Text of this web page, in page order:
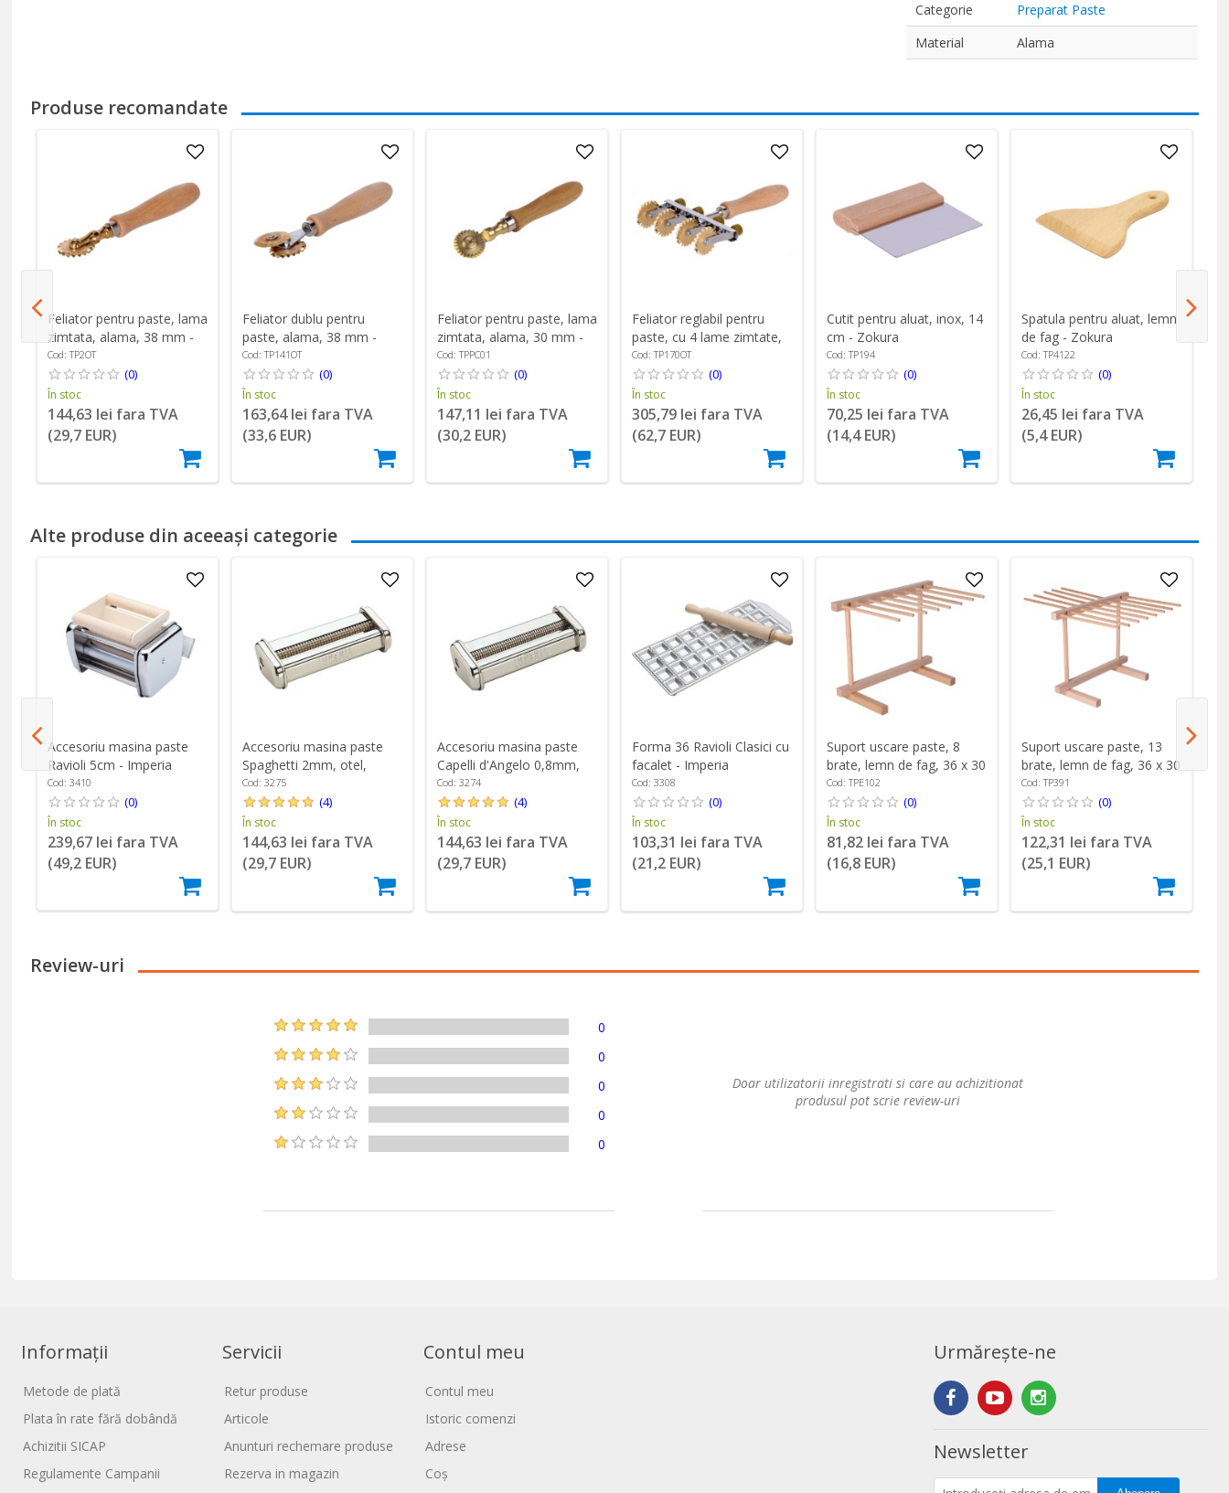
Categorie
Preparat Paste
Material
Alama
Produse recomandate
Feliator pentru paste, lama
zimtata, alama, 38 mm -
Zokura
Cod: TP2OT
(0)
În stoc
144,63 lei fara TVA
(29,7 EUR)
Feliator dublu pentru
paste, alama, 38 mm -
Zokura
Cod: TP141OT
(0)
În stoc
163,64 lei fara TVA
(33,6 EUR)
Feliator pentru paste, lama
zimtata, alama, 30 mm -
Zokura
Cod: TPPC01
(0)
În stoc
147,11 lei fara TVA
(30,2 EUR)
Feliator reglabil pentru
paste, cu 4 lame zimtate,
alama - Zokura
Cod: TP170OT
(0)
În stoc
305,79 lei fara TVA
(62,7 EUR)
Cutit pentru aluat, inox, 14
cm - Zokura
Cod: TP194
(0)
În stoc
70,25 lei fara TVA
(14,4 EUR)
Spatula pentru aluat, lemn
de fag - Zokura
Cod: TP4122
(0)
În stoc
26,45 lei fara TVA
(5,4 EUR)
Alte produse din aceeași categorie
Accesoriu masina paste
Ravioli 5cm - Imperia
Cod: 3410
(0)
În stoc
239,67 lei fara TVA
(49,2 EUR)
Accesoriu masina paste
Spaghetti 2mm, otel,
"Simplex" - Imperia
Cod: 3275
(4)
În stoc
144,63 lei fara TVA
(29,7 EUR)
Accesoriu masina paste
Capelli d'Angelo 0,8mm,
otel, "Simplex" - Imperia
Cod: 3274
(4)
În stoc
144,63 lei fara TVA
(29,7 EUR)
Forma 36 Ravioli Clasici cu
facalet - Imperia
Cod: 3308
(0)
În stoc
103,31 lei fara TVA
(21,2 EUR)
Suport uscare paste, 8
brate, lemn de fag, 36 x 30
cm - Zokura
Cod: TPE102
(0)
În stoc
81,82 lei fara TVA
(16,8 EUR)
Suport uscare paste, 13
brate, lemn de fag, 36 x 30
cm - Zokura
Cod: TP391
(0)
În stoc
122,31 lei fara TVA
(25,1 EUR)
Review-uri
0
0
0
0
0
Doar utilizatorii inregistrati si care au achizitionat
produsul pot scrie review-uri
Informații
Metode de plată
Plata în rate fără dobândă
Achizitii SICAP
Regulamente Campanii
Servicii
Retur produse
Articole
Anunturi rechemare produse
Rezerva in magazin
Contul meu
Contul meu
Istoric comenzi
Adrese
Coș
Urmărește-ne
Newsletter